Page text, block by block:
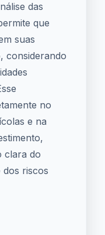
das
que
suas
considerando
no
e na
clara do
dos riscos